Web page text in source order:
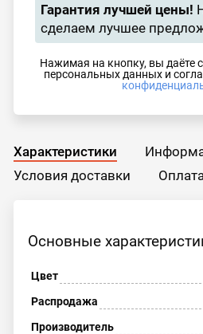
Гарантия лучшей цены!
сделаем лучшее
Нажимая на кнопку, вы даёте
персональных данных и
Характеристики
Условия доставки
Основные
Цвет
Распродажа
Производитель